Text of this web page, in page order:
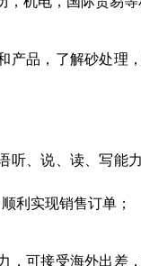
产品，了解砂处理
听、说、读、写能
利实现销售订单；
，可接受海外出差